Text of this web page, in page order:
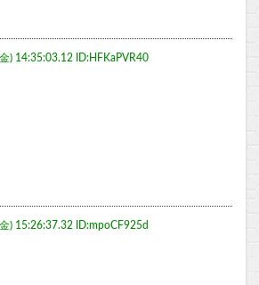
) 14:35:03.12 ID:HFKaPVR40
) 15:26:37.32 ID:mpoCF925d